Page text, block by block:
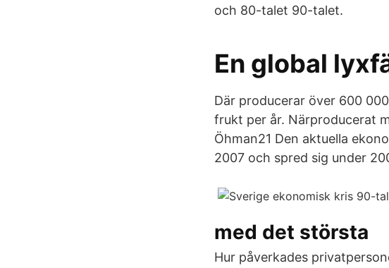
och 80-talet 90-talet.
En global
Där producerar över 600
frukt per år. Närproducerat
Öhman21 Den aktuella
2007 och spred sig under
med det största
Hur påverkades